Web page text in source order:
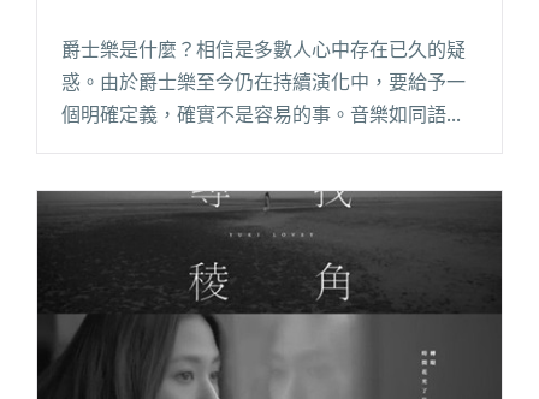
爵士樂是什麼？相信是多數人心中存在已久的疑
惑。由於爵士樂至今仍在持續演化中，要給予一
個明確定義，確實不是容易的事。音樂如同語言
一般，在發展和演進中依舊保有其獨特的歷史脈
係。 簡單來說，爵士樂是歐洲的和閱讀全文 "一